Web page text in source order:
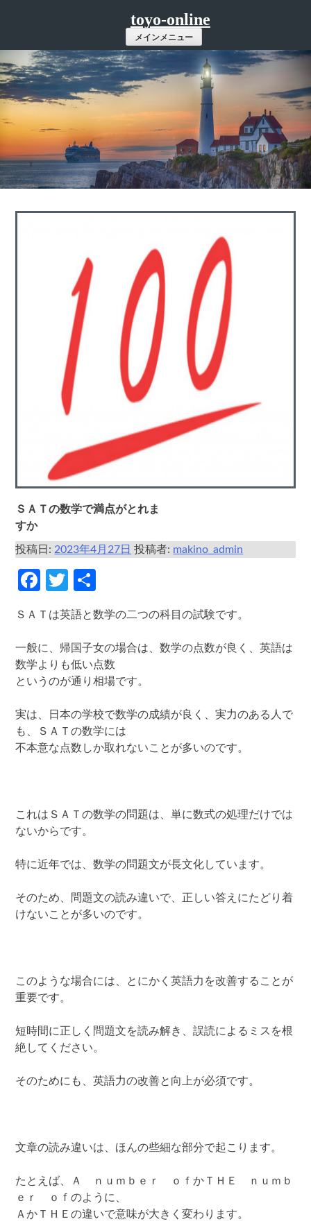
ツ
へ
ス
キ
ッ
プ
toyo-online
メインメニュー
ＳＡＴの数学で満点がとれま
すか
投稿日:2023年4月27日 投稿者: makino_admin
Facebook
Twitter
ＳＡＴは英語と数学の二つの科目の試験です。
一般に、帰国子女の場合は、数学の点数が良く、英語は
数学よりも低い点数
というのが通り相場です。
実は、日本の学校で数学の成績が良く、実力のある人で
も、ＳＡＴの数学には
不本意な点数しか取れないことが多いのです。
これはＳＡＴの数学の問題は、単に数式の処理だけでは
ないからです。
特に近年では、数学の問題文が長文化しています。
そのため、問題文の読み違いで、正しい答えにたどり着
けないことが多いのです。
このような場合には、とにかく英語力を改善することが
重要です。
短時間に正しく問題文を読み解き、誤読によるミスを根
絶してください。
そのためにも、英語力の改善と向上が必須です。
文章の読み違いは、ほんの些細な部分で起こります。
たとえば、Ａ ｎｕｍｂｅｒ ｏｆかＴＨＥ ｎｕｍｂ
ｅｒ ｏｆのように、
ＡかＴＨＥの違いで意味が大きく変わります。